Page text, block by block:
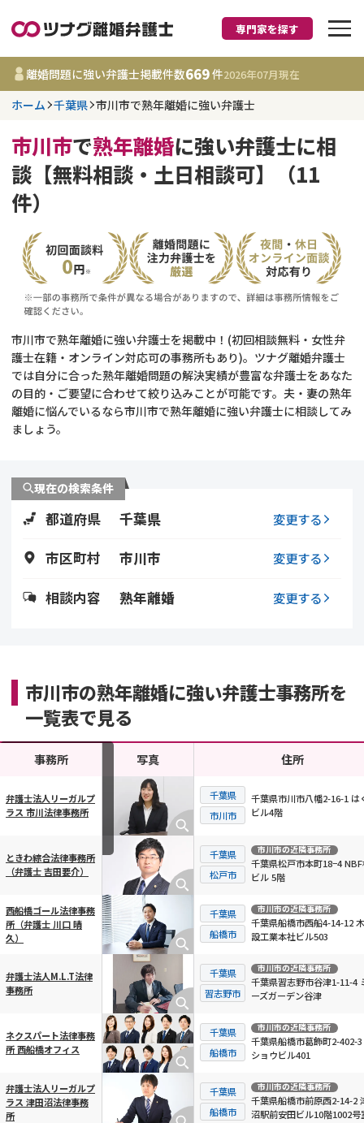
離婚に強い弁護士
事務所 669
件
更新日 :2026年07月31日
離婚前相談
DV
不貞・不倫慰謝料請求
費用相場
財産分与
養育費
離婚の相談先
その他の男女問題
専門家を探す
離婚問題に強い弁護士掲載件数669件2026年07月現在
ホーム 千葉県 市川市で熟年離婚に強い弁護士
市川市で熟年離婚に強い弁護士に相
談【無料相談・土日相談可】（11
件）
市川市で熟年離婚に強い弁護士を掲載中！(初回相談無料・女性弁
護士在籍・オンライン対応可の事務所もあり)。ツナグ離婚弁護士
では自分に合った熟年離婚問題の解決実績が豊富な弁護士をあなた
の目的・ご要望に合わせて絞り込みことが可能です。夫・妻の熟年
離婚に悩んでいるなら市川市で熟年離婚に強い弁護士に相談してみ
ましょう。
現在の検索条件
都道府県 千葉県 変更する
市区町村 市川市 変更する
相談内容 熟年離婚 変更する
市川市の熟年離婚に強い弁護士事務所を
一覧表で見る
横スクロール可能
事務所 写真 住所
弁護士法人リーガルプ
ラス 市川法律事務所
千葉県
市川市
千葉県市川市八幡2-16-1 は
ビル4階
ときわ綜合法律事務所
（弁護士 吉田要介）
千葉県
松戸市
市川市の近隣事務所
千葉県松戸市本町18−4
ビル 5階
西船橋ゴール法律事務
所（弁護士 川口 晴
久）
千葉県
船橋市
市川市の近隣事務所
千葉県船橋市西船4-14-12
設工業本社ビル503
弁護士法人M.L.T法律
事務所
千葉県
習志野市
市川市の近隣事務所
千葉県習志野市谷津1-11-4
ーズガーデン谷津
ネクスパート法律事務
所 西船橋オフィス
千葉県
船橋市
市川市の近隣事務所
千葉県船橋市葛飾町2-402-
ショウビル401
弁護士法人リーガルプ
ラス 津田沼法律事務
所
千葉県
船橋市
市川市の近隣事務所
千葉県船橋市前原西2-14-2
沼駅前安田ビル10階1002号